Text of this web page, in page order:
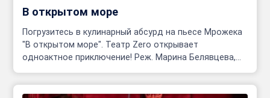
В открытом море
Погрузитесь в кулинарный абсурд на пьесе Мрожека
"В открытом море". Театр Zero открывает
одноактное приключение! Реж. Марина Белявцева,